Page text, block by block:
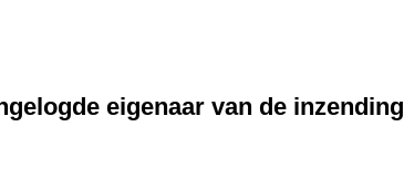
eigenaar van de inzending